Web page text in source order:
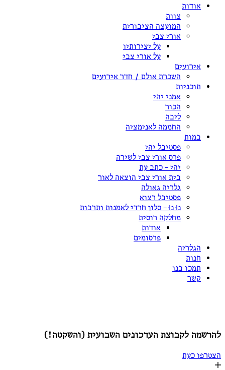
אודות
צוות
המועצה הציבורית
אורי צבי
על יצירותיו
על אורי צבי
אירועים
השכרת אולם / חדר אירועים
תוכניות
אמני יהי
הכור
ליבה
החממה לאנימציה
במות
פסטיבל יהי
פרס אורי צבי לשירה
יהי – כתב עת
בית אורי צבי הוצאה לאור
גלריה גאולה
פסטיבל רצוא
נוּ נוּ – סלון חרדי לאמנות ותרבות
מחלקה רוסית
אודות
פרסומים
הגלריה
חנות
תמכו בנו
קשר
להרשמה לקבוצת העדכונים השבועית (והשקטה!)
הצטרפו כעת